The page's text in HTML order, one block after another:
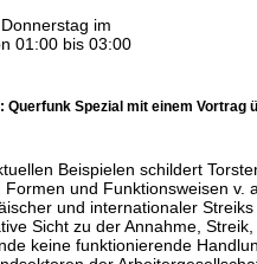
im
01:00 bis 03:00
Querfunk Spezial mit einem Vortrag
Beispielen schildert
Formen und Funktionsweisen v.
und internationaler
Sicht zu der Annahme,
keine funktionierende